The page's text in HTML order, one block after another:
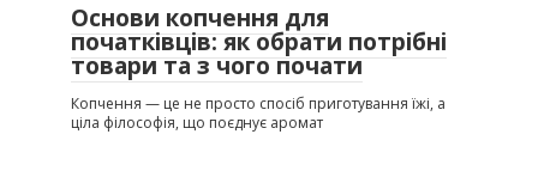
Основи копчення для
початківців: як обрати потрібні
товари та з чого почати
Копчення — це не просто спосіб приготування їжі, а
ціла філософія, що поєднує аромат